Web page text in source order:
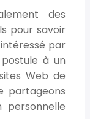
des
pour savoir
par
à un
Web de
partageons
personnelle